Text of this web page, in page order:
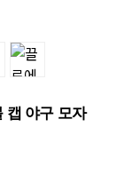
캡 야구 모자